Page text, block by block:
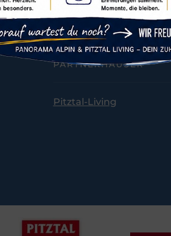
Sommerurlaub
Ski & Winterurlaub
PARTNERHÄUSER
Pitztal-Living